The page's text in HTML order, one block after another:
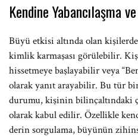
Kendine Yabancılaşma
Büyü etkisi altında olan
kimlik karmaşası görülebilir.
hissetmeye başlayabilir veya
olarak yanıt arayabilir. Bu tür
durumu, kişinin bilinçaltındaki
olarak kabul edilir. Özellikle
derin sorgulama, büyünün